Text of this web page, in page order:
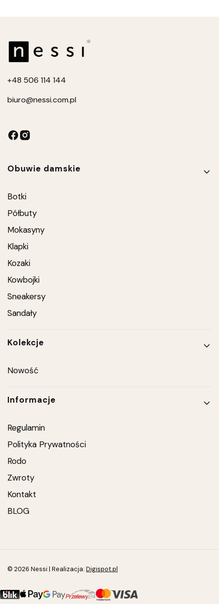
+48 506 114 144
biuro@nessi.com.pl
Linki w stopce
Obuwie damskie
Botki
Półbuty
Mokasyny
Klapki
Kozaki
Kowbojki
Sneakersy
Sandały
Kolekcje
Nowość
Informacje
Regulamin
Polityka Prywatności
Rodo
Zwroty
Kontakt
BLOG
© 2026 Nessi | Realizacja: Digispot.pl